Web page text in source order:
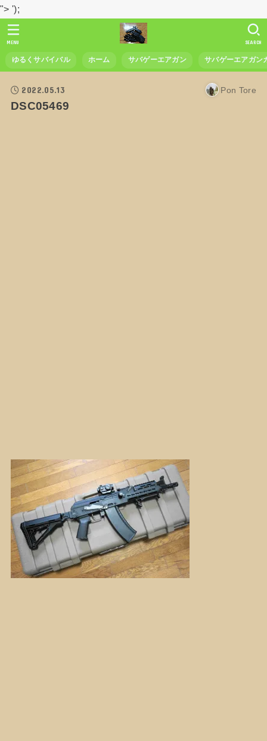
"> ');
ゆるくサバイバル ホーム サバゲーエアガン サバゲーエアガン
SEARCH
MENU
2022.05.13 Pon Tore
DSC05469